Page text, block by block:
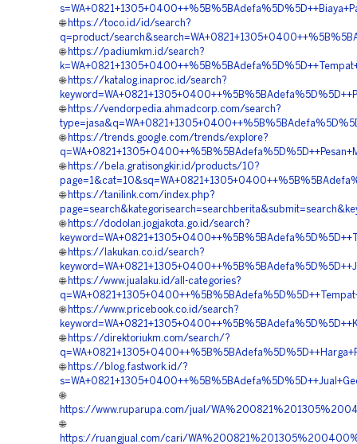
🌐 https://toco.id/id/search?
q=product/
🌐 https://padiumkm.id/search?
🌐 https://katalog.inaproc.id/search?
🌐 https://vendorpedia.ahmadcorp.com/search?
🌐 https://trends.google.com/trends/explore?
🌐 https://bela.gratisongkir.id/products/10?
🌐 https://tanilink.com/index.php?
🌐 https://dodolan.jogjakota.go.id/search?
🌐 https://lakukan.co.id/search?
🌐 https://www.jualaku.id/all-categories?
🌐 https://www.pricebook.co.id/search?
🌐 https://direktoriukm.com/search/?
🌐 https://blog.fastwork.id/?
🌐
https://www.ruparupa.com/jual/
🌐
https://ruangjual.com/cari/